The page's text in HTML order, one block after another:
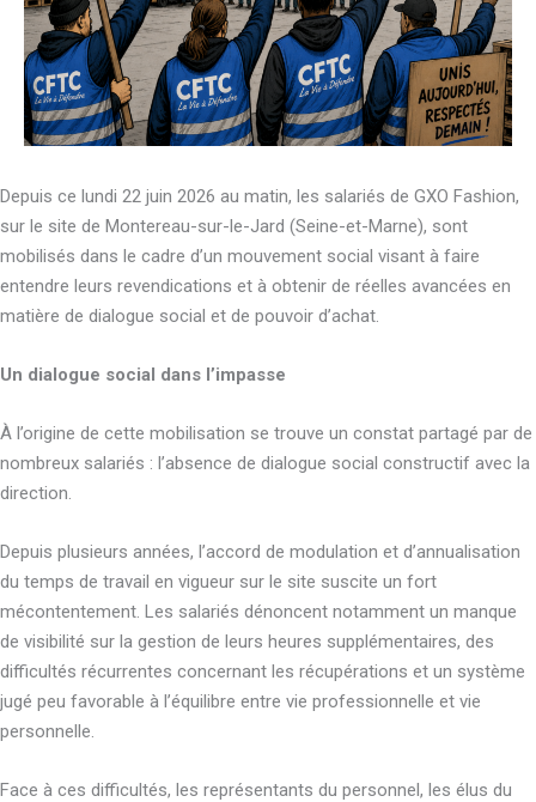
Depuis ce lundi 22 juin 2026 au matin, les salariés de GXO Fashion,
sur le site de Montereau-sur-le-Jard (Seine-et-Marne), sont
mobilisés dans le cadre d’un mouvement social visant à faire
entendre leurs revendications et à obtenir de réelles avancées en
matière de dialogue social et de pouvoir d’achat.
Un dialogue social dans l’impasse
À l’origine de cette mobilisation se trouve un constat partagé par de
nombreux salariés : l’absence de dialogue social constructif avec la
direction.
Depuis plusieurs années, l’accord de modulation et d’annualisation
du temps de travail en vigueur sur le site suscite un fort
mécontentement. Les salariés dénoncent notamment un manque
de visibilité sur la gestion de leurs heures supplémentaires, des
difficultés récurrentes concernant les récupérations et un système
jugé peu favorable à l’équilibre entre vie professionnelle et vie
personnelle.
Face à ces difficultés, les représentants du personnel, les élus du